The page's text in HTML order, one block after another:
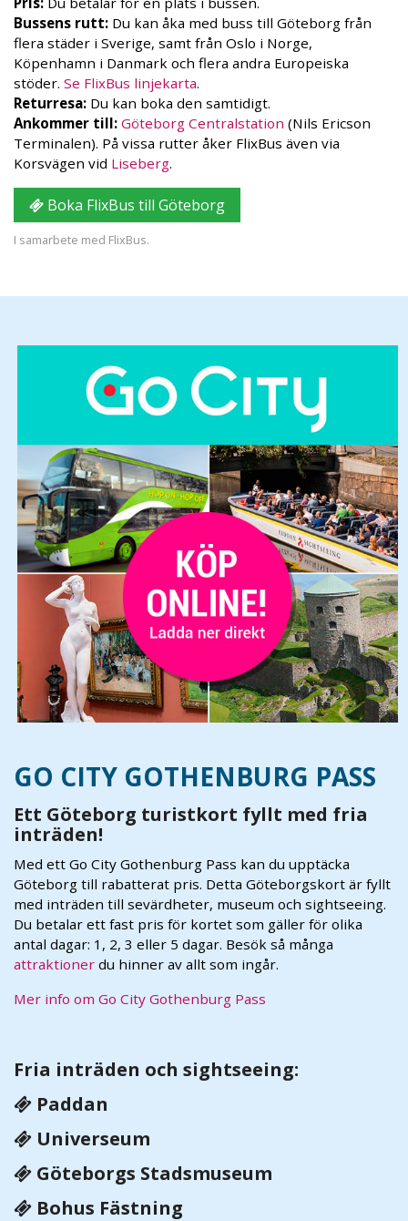
Bussens rutt: Du kan åka med buss till Göteborg från
flera städer i Sverige, samt från Oslo i Norge,
Köpenhamn i Danmark och flera andra Europeiska
stöder. Se FlixBus linjekarta.
Returresa: Du kan boka den samtidigt.
Ankommer till: Göteborg Centralstation (Nils Ericson
Terminalen). På vissa rutter åker FlixBus även via
Korsvägen vid Liseberg.
Boka FlixBus till Göteborg
I samarbete med FlixBus.
GO CITY GOTHENBURG PASS
Ett Göteborg turistkort fyllt med fria
inträden!
Med ett Go City Gothenburg Pass kan du upptäcka
Göteborg till rabatterat pris. Detta Göteborgskort är fyllt
med inträden till sevärdheter, museum och sightseeing.
Du betalar ett fast pris för kortet som gäller för olika
antal dagar: 1, 2, 3 eller 5 dagar. Besök så många
attraktioner du hinner av allt som ingår.
Mer info om Go City Gothenburg Pass
Fria inträden och sightseeing:
Paddan
Universeum
Göteborgs Stadsmuseum
Bohus Fästning